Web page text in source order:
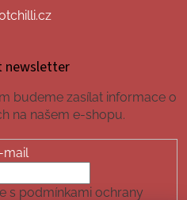
newsletter
budeme zasílat informace o
na našem e-shopu.
mail
s podmínkami ochrany